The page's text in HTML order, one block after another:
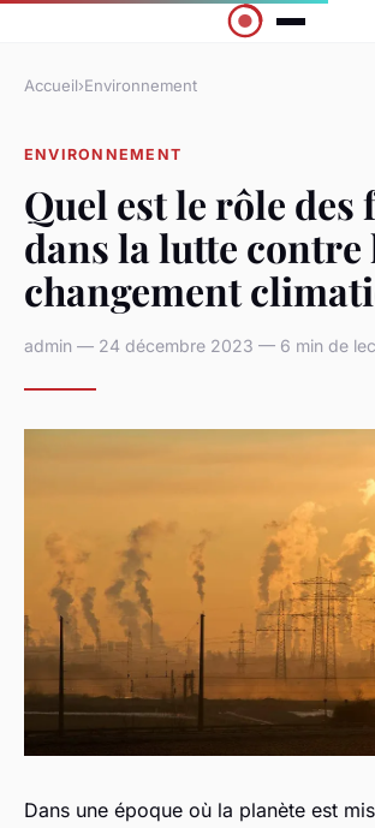
Accueil›Environnement
ENVIRONNEMENT
Quel est le rôle des
dans la lutte contre
changement
admin — 24 décembre 2023 — 6 min de
Dans une époque où la planète est